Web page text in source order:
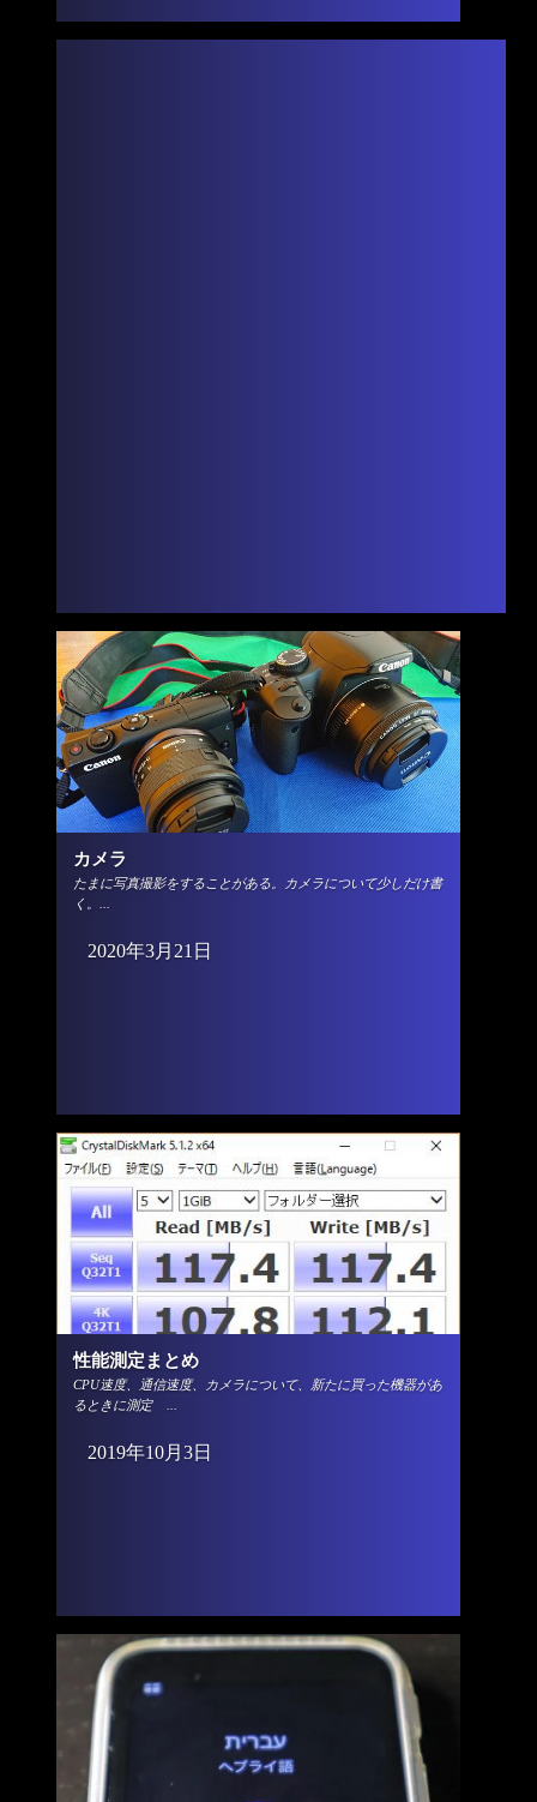
カメラ
たまに写真撮影をすることがある。カメラについて少しだけ書
く。...
2020年3月21日
性能測定まとめ
CPU速度、通信速度、カメラについて、新たに買った機器があ
るときに測定 ...
2019年10月3日